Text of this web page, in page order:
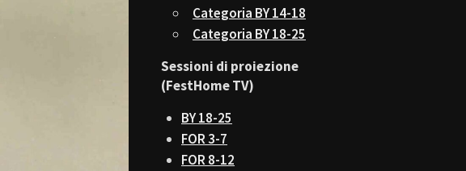
Categoria BY 14-18
Categoria BY 18-25
Sessioni di proiezione
(FestHome TV)
BY 18-25
FOR 3-7
FOR 8-12